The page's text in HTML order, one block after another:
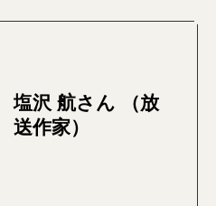
塩沢 航さん （放
送作家）